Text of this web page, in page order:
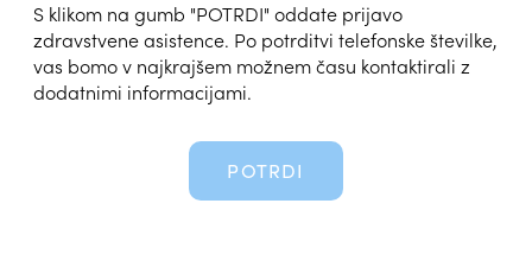
S klikom na gumb "POTRDI" oddate prijavo
zdravstvene asistence. Po potrditvi telefonske številke,
vas bomo v najkrajšem možnem času kontaktirali z
dodatnimi informacijami.
POTRDI